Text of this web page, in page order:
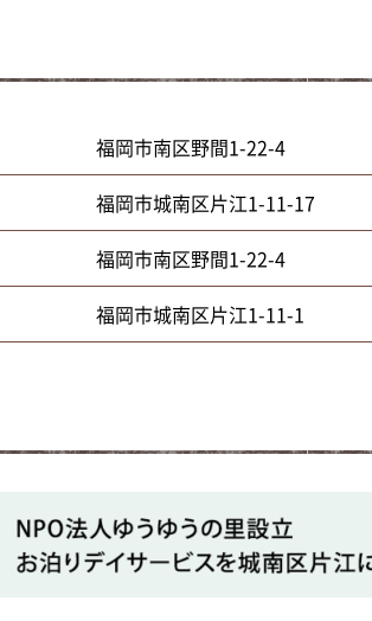
福岡市南区野間1-22-4
福岡市城南区片江1-11-17
福岡市南区野間1-22-4
福岡市城南区片江1-11-1